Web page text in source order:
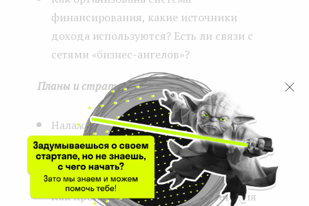
финансирования, какие источники
дохода используются? Есть ли связи с
сетями «бизнес-ангелов»?
Планы и стратегии
Налажен ли процесс обсуждения
планов по развитию между
руководством и инвесторами?
Как происходит процесс согласования